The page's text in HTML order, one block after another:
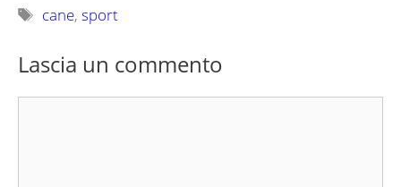
Tag
cane,sport
Lascia un commento